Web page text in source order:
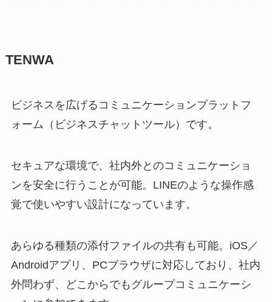
TENWA
ビジネスを広げるコミュニケーションプラットフ
ォーム（ビジネスチャットツール）です。
セキュアな環境で、社内外とのコミュニケーショ
ンを安全に行うことが可能。LINEのような操作感
覚で使いやすい設計になっています。
あらゆる種類の添付ファイルの共有も可能。iOS／
Androidアプリ、PCブラウザに対応しており、社内
外問わず、どこからでもグループコミュニケーシ